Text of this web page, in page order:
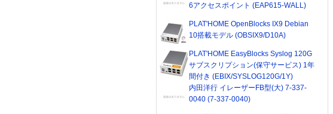
6アクセスポイント (EAP615-WALL)
PLAT'HOME OpenBlocks IX9 Debian
10搭載モデル (OBSIX9/D10A)
PLAT'HOME EasyBlocks Syslog 120G
サブスクリプション(保守サービス) 1年
間付き (EBIX/SYSLOG120G/1Y)
内田洋行 イレーザーFB型(大) 7-337-
0040 (7-337-0040)